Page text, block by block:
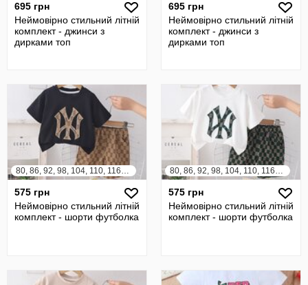
695 грн
Неймовірно стильний літній
комплект - джинси з
дирками топ
695 грн
Неймовірно стильний літній
комплект - джинси з
дирками топ
80, 86, 92, 98, 104, 110, 116, 122
575 грн
Неймовірно стильний літній
комплект - шорти футболка
80, 86, 92, 98, 104, 110, 116, 122
575 грн
Неймовірно стильний літній
комплект - шорти футболка